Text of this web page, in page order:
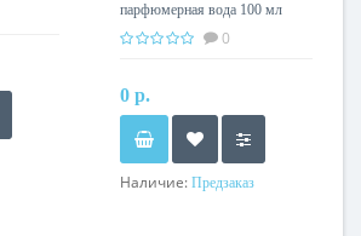
парфюмерная вода 100 мл
тестер
0
0 р.
Наличие: Предзаказ